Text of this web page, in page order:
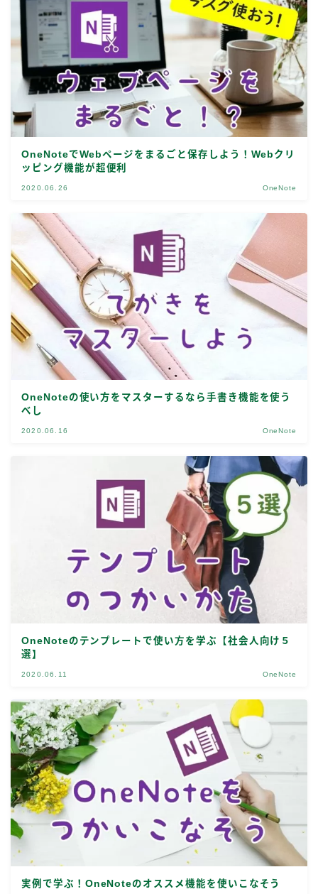
OneNoteでWebページをまるごと保存しよう！Webクリ
ッピング機能が超便利
2020.06.26 OneNote
OneNoteの使い方をマスターするなら手書き機能を使う
べし
2020.06.16 OneNote
OneNoteのテンプレートで使い方を学ぶ【社会人向け５
選】
2020.06.11 OneNote
実例で学ぶ！OneNoteのオススメ機能を使いこなそう